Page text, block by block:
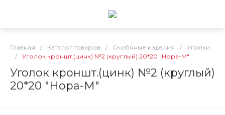
Главная / Каталог товаров / Скобяные изделия /
Уголки
/
Уголок кроншт.(цинк) №2 (круглый) 20*20 "Нора-М"
Уголок кроншт.(цинк) №2 (круглый)
20*20 "Нора-М"